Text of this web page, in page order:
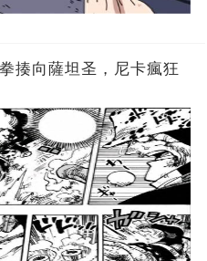
揍向薩坦圣，尼卡瘋狂